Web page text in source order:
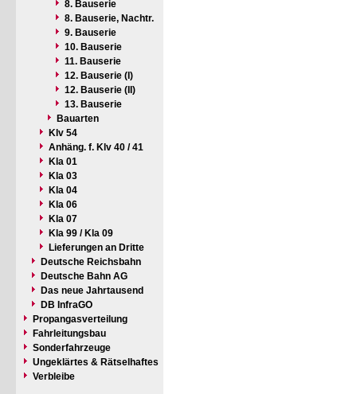
8. Bauserie
8. Bauserie, Nachtr.
9. Bauserie
10. Bauserie
11. Bauserie
12. Bauserie (I)
12. Bauserie (II)
13. Bauserie
Bauarten
Klv 54
Anhäng. f. Klv 40 / 41
Kla 01
Kla 03
Kla 04
Kla 06
Kla 07
Kla 99 / Kla 09
Lieferungen an Dritte
Deutsche Reichsbahn
Deutsche Bahn AG
Das neue Jahrtausend
DB InfraGO
Propangasverteilung
Fahrleitungsbau
Sonderfahrzeuge
Ungeklärtes & Rätselhaftes
Verbleibe